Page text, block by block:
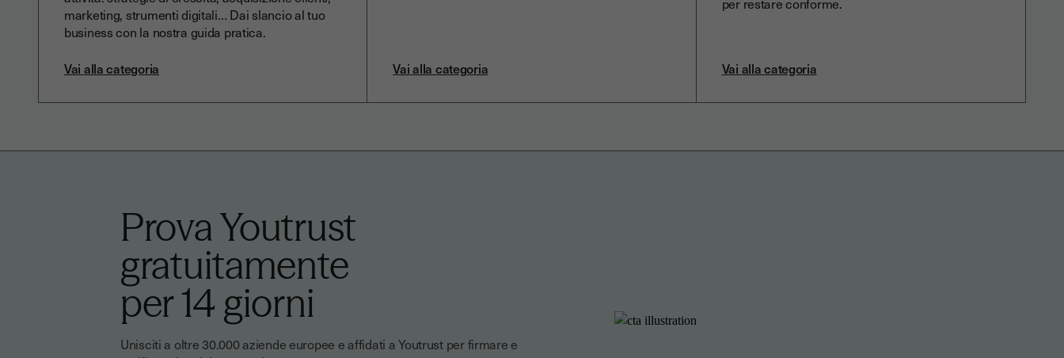
marketing, strumenti digitali… Dai slancio al tuo
business con la nostra guida pratica.
Vai alla categoria
Vai alla categoria Vai alla categoria
Prova Youtrust
gratuitamente
per 14 giorni
Unisciti a oltre 30.000 aziende europee e affidati a Youtrust per firmare e